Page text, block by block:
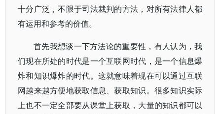
十分广泛，不限于司法裁判的方法，对所有法律人都
有运用和参考的价值。
首先我想谈一下方法论的重要性，有人认为，我
们现在所处的时代是一个互联网时代，是一个信息爆
炸和知识爆炸的时代。这就意味着现在可以通过互联
网越来越方便地获取信息、获取知识。很多知识实际
上也不一定全部要从课堂上获取，大量的知识都可以